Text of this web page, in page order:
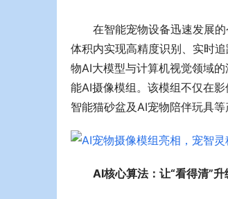
在智能宠物设备迅速发展
体积内实现高精度识别、实时
物AI大模型与计算机视觉领域
能AI摄像模组。该模组不仅在
智能猫砂盆及AI宠物陪伴玩具
AI核心算法：让“看得清”升
越览山河 纵情逐梦 新帕拉丁听风之旅即
启程